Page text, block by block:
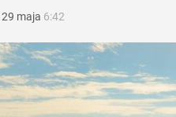
29 maja 6:42